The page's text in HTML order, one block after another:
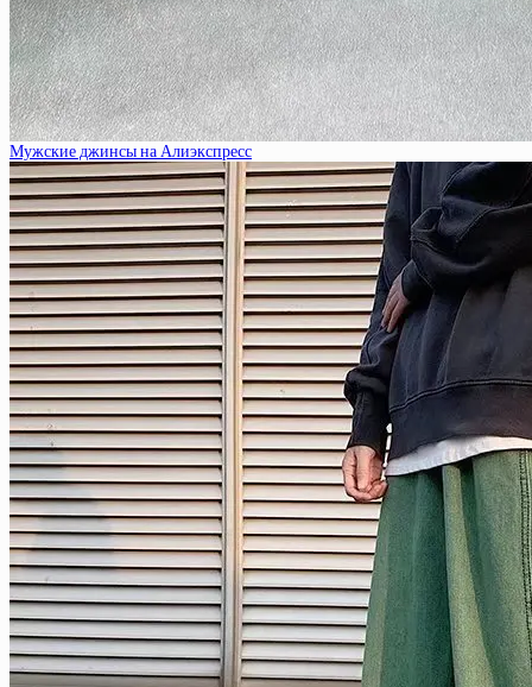
Мужские джинсы на Алиэкспресс